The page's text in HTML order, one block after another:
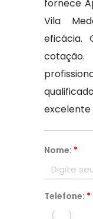
fornece
Vila
eficácia.
Nome: *
Telefone: *